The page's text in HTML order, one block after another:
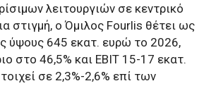
λειτουργιών σε κεντρικό
στιγμή, ο Όμιλος Fourlis θέτει ως
ύψους 645 εκατ. ευρώ το 2026,
στο 46,5% και EBIT 15-17 εκατ.
σε 2,3%-2,6% επί των